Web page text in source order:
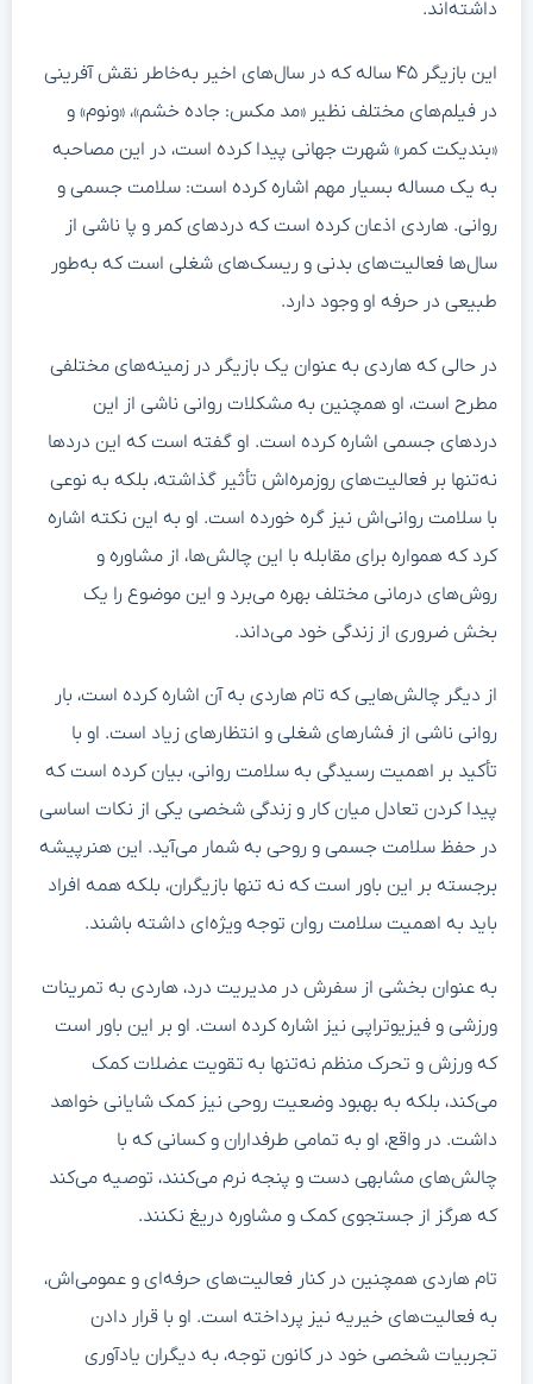
داشته‌اند.
این بازیگر ۴۵ ساله که در سال‌های اخیر به‌خاطر نقش آفرینی
در فیلم‌های مختلف نظیر «مد مکس: جاده خشم»، «ونوم» و
«بندیکت کمر» شهرت جهانی پیدا کرده است، در این مصاحبه
به یک مساله بسیار مهم اشاره کرده است: سلامت جسمی و
روانی. هاردی اذعان کرده است که دردهای کمر و پا ناشی از
سال‌ها فعالیت‌های بدنی و ریسک‌های شغلی است که به‌طور
طبیعی در حرفه او وجود دارد.
در حالی که هاردی به عنوان یک بازیگر در زمینه‌های مختلفی
مطرح است، او همچنین به مشکلات روانی ناشی از این
دردهای جسمی اشاره کرده است. او گفته است که این دردها
نه‌تنها بر فعالیت‌های روزمره‌اش تأثیر گذاشته، بلکه به نوعی
با سلامت روانی‌اش نیز گره خورده است. او به این نکته اشاره
کرد که همواره برای مقابله با این چالش‌ها، از مشاوره و
روش‌های درمانی مختلف بهره می‌برد و این موضوع را یک
بخش ضروری از زندگی خود می‌داند.
از دیگر چالش‌هایی که تام هاردی به آن اشاره کرده است، بار
روانی ناشی از فشارهای شغلی و انتظارهای زیاد است. او با
تأکید بر اهمیت رسیدگی به سلامت روانی، بیان کرده است که
پیدا کردن تعادل میان کار و زندگی شخصی یکی از نکات اساسی
در حفظ سلامت جسمی و روحی به شمار می‌آید. این هنرپیشه
برجسته بر این باور است که نه تنها بازیگران، بلکه همه افراد
باید به اهمیت سلامت روان توجه ویژه‌ای داشته باشند.
به عنوان بخشی از سفرش در مدیریت درد، هاردی به تمرینات
ورزشی و فیزیوتراپی نیز اشاره کرده است. او بر این باور است
که ورزش و تحرک منظم نه‌تنها به تقویت عضلات کمک
می‌کند، بلکه به بهبود وضعیت روحی نیز کمک شایانی خواهد
داشت. در واقع، او به تمامی طرفداران و کسانی که با
چالش‌های مشابهی دست و پنجه نرم می‌کنند، توصیه می‌کند
که هرگز از جستجوی کمک و مشاوره دریغ نکنند.
تام هاردی همچنین در کنار فعالیت‌های حرفه‌ای و عمومی‌اش،
به فعالیت‌های خیریه نیز پرداخته است. او با قرار دادن
تجربیات شخصی خود در کانون توجه، به دیگران یادآوری